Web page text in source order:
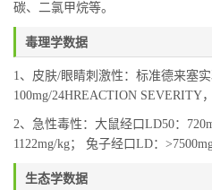
碳、二氯甲烷等。
毒理学数据
1、皮肤/眼睛刺激性：标准德来塞实
100mg/24HREACTION SEVERITY
2、急性毒性：大鼠经口LD50：
1122mg/kg； 兔子经口LD：
生态学数据